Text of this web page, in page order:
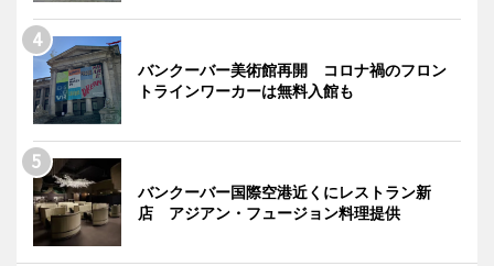
バンクーバー美術館再開 コロナ禍のフロン
トラインワーカーは無料入館も
バンクーバー国際空港近くにレストラン新
店 アジアン・フュージョン料理提供